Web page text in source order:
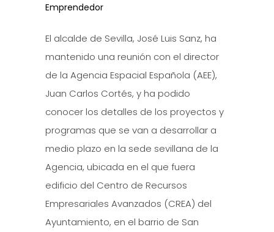
Emprendedor
El alcalde de Sevilla, José Luis Sanz, ha
mantenido una reunión con el director
de la Agencia Espacial Española (AEE),
Juan Carlos Cortés, y ha podido
conocer los detalles de los proyectos y
programas que se van a desarrollar a
medio plazo en la sede sevillana de la
Agencia, ubicada en el que fuera
edificio del Centro de Recursos
Empresariales Avanzados (CREA) del
Ayuntamiento, en el barrio de San